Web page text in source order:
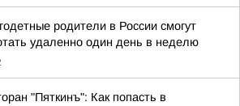
родители в России смогут
удаленно один день в неделю
"Пяткинъ": Как попасть в